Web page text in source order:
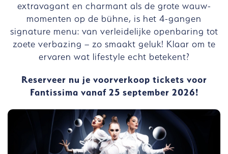
extravagant en charmant als de grote wauw-
momenten op de bühne, is het 4-gangen
signature menu: van verleidelijke openbaring tot
zoete verbazing – zo smaakt geluk! Klaar om te
ervaren wat lifestyle echt betekent?
Reserveer nu je voorverkoop tickets voor
Fantissima vanaf 25 september 2026!